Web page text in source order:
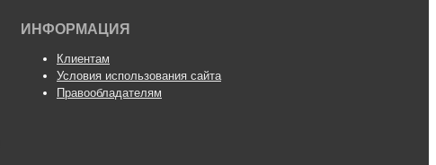
ИНФОРМАЦИЯ
Клиентам
Условия использования сайта
Правообладателям